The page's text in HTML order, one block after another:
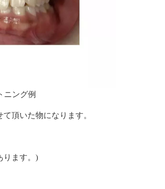
ニング例
頂いた物になります。
ります。)